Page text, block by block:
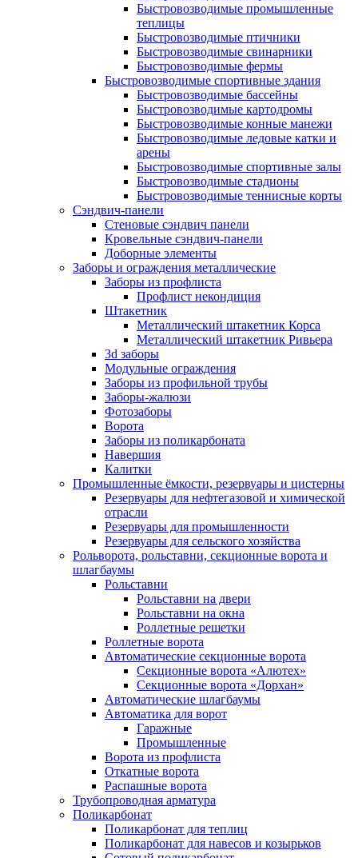
Быстровозводимые промышленные
теплицы
Быстровозводимые птичники
Быстровозводимые свинарники
Быстровозводимые фермы
Быстровозводимые спортивные здания
Быстровозводимые бассейны
Быстровозводимые картодромы
Быстровозводимые конные манежи
Быстровозводимые ледовые катки и
арены
Быстровозводимые спортивные залы
Быстровозводимые стадионы
Быстровозводимые теннисные корты
Сэндвич-панели
Стеновые сэндвич панели
Кровельные сэндвич-панели
Доборные элементы
Заборы и ограждения металлические
Заборы из профлиста
Профлист некондиция
Штакетник
Металлический штакетник Корса
Металлический штакетник Ривьера
3d заборы
Модульные ограждения
Заборы из профильной трубы
Заборы-жалюзи
Фотозаборы
Ворота
Заборы из поликарбоната
Навершия
Калитки
Промышленные ёмкости, резервуары и цистерны
Резервуары для нефтегазовой и химической
отрасли
Резервуары для промышленности
Резервуары для сельского хозяйства
Рольворота, рольставни, секционные ворота и
шлагбаумы
Рольставни
Рольставни на двери
Рольставни на окна
Роллетные решетки
Роллетные ворота
Автоматические секционные ворота
Секционные ворота «Алютех»
Секционные ворота «Дорхан»
Автоматические шлагбаумы
Автоматика для ворот
Гаражные
Промышленные
Ворота из профлиста
Откатные ворота
Распашные ворота
Трубопроводная арматура
Поликарбонат
Поликарбонат для теплиц
Поликарбонат для навесов и козырьков